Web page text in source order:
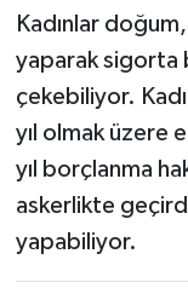
Kadınlar
yaparak sigorta
çekebiliyor.
yıl olmak üzere
yıl borçlanma
askerlikte
yapabiliyor.